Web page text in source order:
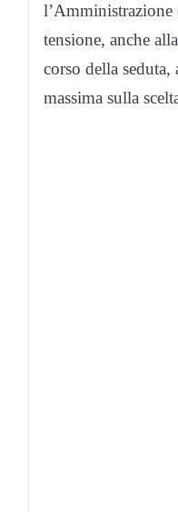
tensione, anche
corso della
massima sulla